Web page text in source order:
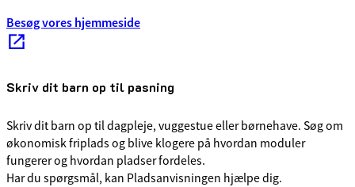
Besøg vores hjemmeside
Skriv dit barn op til pasning
Skriv dit barn op til dagpleje, vuggestue eller børnehave. Søg om
økonomisk friplads og blive klogere på hvordan moduler
fungerer og hvordan pladser fordeles.
Har du spørgsmål, kan Pladsanvisningen hjælpe dig.